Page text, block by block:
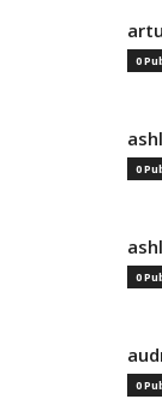
0
0
0
0